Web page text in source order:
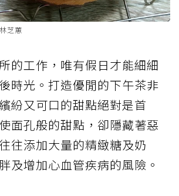
芝蕙
的工作，唯有假日才能細細
時光。打造優閒的下午茶非
紛又可口的甜點絕對是首
面孔般的甜點，卻隱藏著惡
往添加大量的精緻糖及奶
及增加心血管疾病的風險。